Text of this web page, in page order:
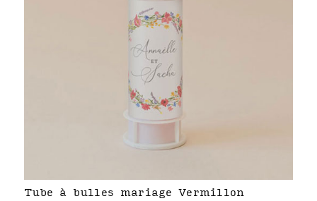
Tube à bulles mariage Vermillon